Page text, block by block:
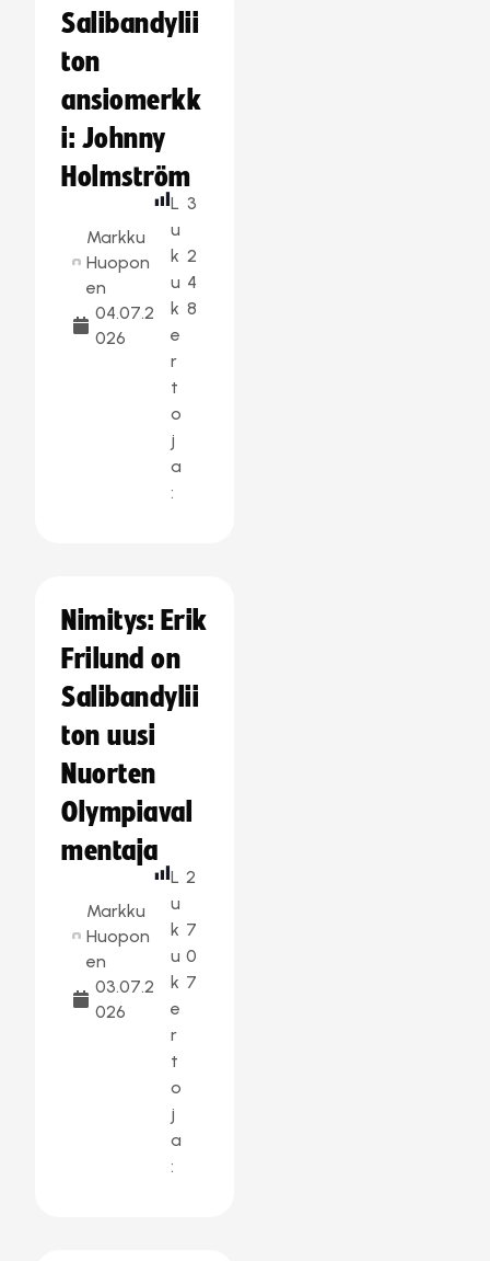
Salibandylii
ton
ansiomerkk
i: Johnny
Holmström
Markku
Huopon
en
04.07.2
026
L
u
k
u
k
e
r
t
o
j
a
:
3
2
4
8
Nimitys: Erik
Frilund on
Salibandylii
ton uusi
Nuorten
Olympiaval
mentaja
Markku
Huopon
en
03.07.2
026
L
u
k
u
k
e
r
t
o
j
a
:
2
7
0
7